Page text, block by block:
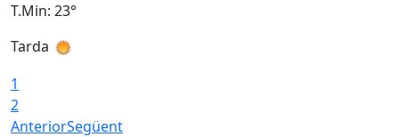
T.Min: 23°
Tarda
1
2
AnteriorSegüent